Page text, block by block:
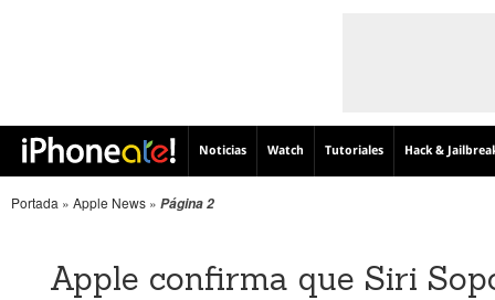
Noticias Watch Tutoriales Hack &
Portada » Apple News » Página 2
Apple confirma que Siri